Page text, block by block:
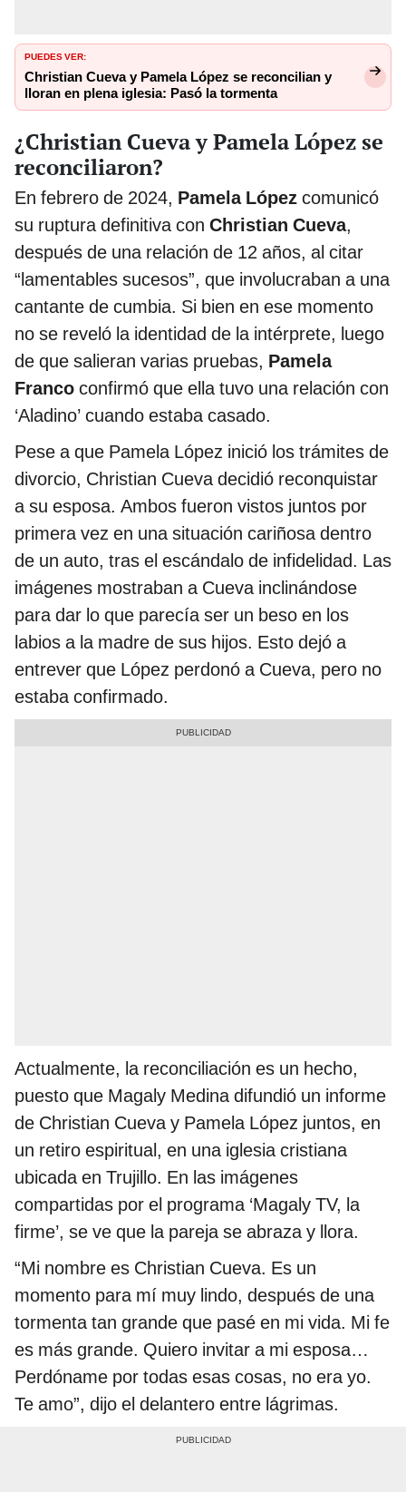
PUEDES VER:
Christian Cueva y Pamela López se reconcilian y
lloran en plena iglesia: Pasó la tormenta
¿Christian Cueva y Pamela López se
reconciliaron?
En febrero de 2024, Pamela López comunicó
su ruptura definitiva con Christian Cueva,
después de una relación de 12 años, al citar
“lamentables sucesos”, que involucraban a una
cantante de cumbia. Si bien en ese momento
no se reveló la identidad de la intérprete, luego
de que salieran varias pruebas, Pamela
Franco confirmó que ella tuvo una relación con
‘Aladino’ cuando estaba casado.
Pese a que Pamela López inició los trámites de
divorcio, Christian Cueva decidió reconquistar
a su esposa. Ambos fueron vistos juntos por
primera vez en una situación cariñosa dentro
de un auto, tras el escándalo de infidelidad. Las
imágenes mostraban a Cueva inclinándose
para dar lo que parecía ser un beso en los
labios a la madre de sus hijos. Esto dejó a
entrever que López perdonó a Cueva, pero no
estaba confirmado.
Actualmente, la reconciliación es un hecho,
puesto que Magaly Medina difundió un informe
de Christian Cueva y Pamela López juntos, en
un retiro espiritual, en una iglesia cristiana
ubicada en Trujillo. En las imágenes
compartidas por el programa ‘Magaly TV, la
firme’, se ve que la pareja se abraza y llora.
“Mi nombre es Christian Cueva. Es un
momento para mí muy lindo, después de una
tormenta tan grande que pasé en mi vida. Mi fe
es más grande. Quiero invitar a mi esposa…
Perdóname por todas esas cosas, no era yo.
Te amo”, dijo el delantero entre lágrimas.